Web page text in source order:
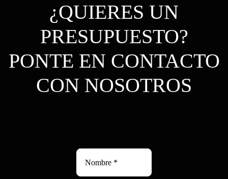
¿QUIERES UN
PRESUPUESTO?
PONTE EN CONTACTO
CON NOSOTROS